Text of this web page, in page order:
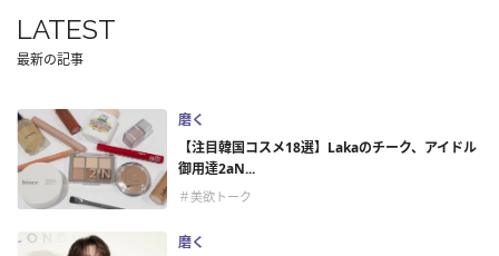
LATEST
最新の記事
磨く
【注目韓国コスメ18選】Lakaのチーク、アイドル
御用達2aN...
＃美欲トーク
磨く